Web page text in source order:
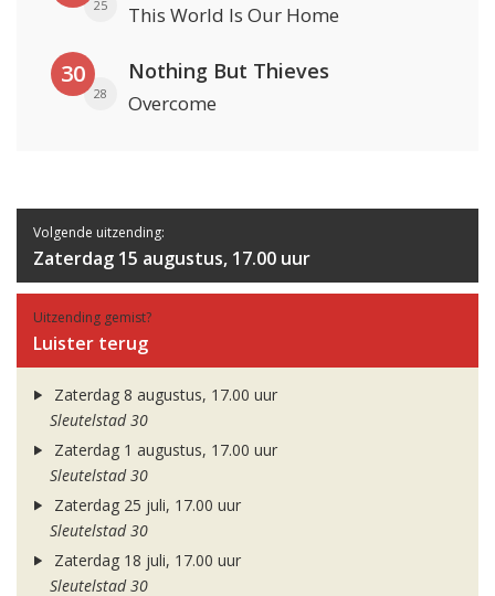
25 This World Is Our Home
30
28
Nothing But Thieves
Overcome
Volgende uitzending:
Zaterdag 15 augustus, 17.00 uur
Uitzending gemist?
Luister terug
Zaterdag 8 augustus, 17.00 uur
Sleutelstad 30
Zaterdag 1 augustus, 17.00 uur
Sleutelstad 30
Zaterdag 25 juli, 17.00 uur
Sleutelstad 30
Zaterdag 18 juli, 17.00 uur
Sleutelstad 30